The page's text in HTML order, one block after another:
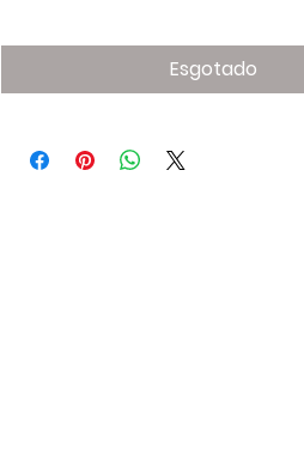
Esgotado